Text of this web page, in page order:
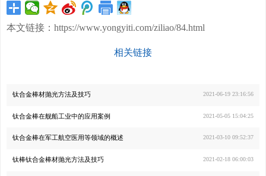
本文链接： https://www.yongyiti.com/ziliao/84.html
相关链接
2021-06-19 23:16:56
钛合金棒材抛光方法及技巧
2021-05-05 15:04:25
钛合金棒在舰船工业中的应用案例
2021-03-10 09:52:37
钛合金棒在军工航空医用等领域的概述
2021-02-18 06:00:03
钛棒钛合金棒材抛光方法及技巧